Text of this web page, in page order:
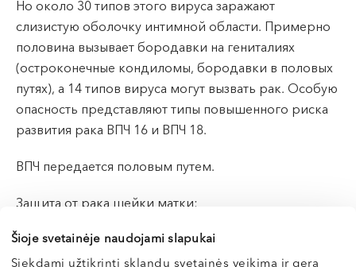
Šioje svetainėje naudojami slapukai
Siekdami užtikrinti sklandų svetainės veikimą ir gerą
Но около 30 типов этого вируса заражают
слизистую оболочку интимной области. Примерно
половина вызывает бородавки на гениталиях
(остроконечные кондиломы, бородавки в половых
путях), а 14 типов вируса могут вызвать рак. Особую
опасность представляют типы повышенного риска
развития рака ВПЧ 16 и ВПЧ 18.
ВПЧ передается половым путем.
Защита от рака шейки матки:
профилактические прививки;